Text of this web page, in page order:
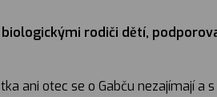
rodiči dětí, p
ani otec se o Gabču nezajímají a